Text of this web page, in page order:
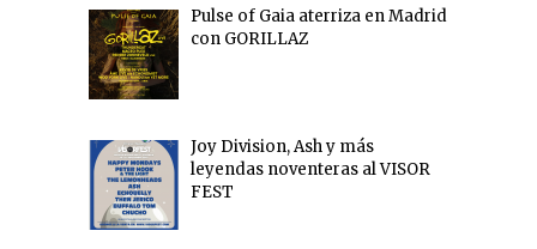
Pulse of Gaia aterriza en Madrid
con GORILLAZ
Joy Division, Ash y más
leyendas noventeras al VISOR
FEST